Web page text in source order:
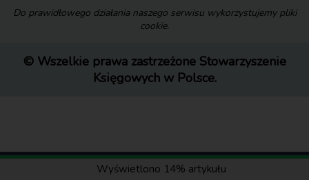
Wyświetlono 14% artykułu
Do prawidłowego działania naszego serwisu wykorzystujemy pliki
cookie.
© Wszelkie prawa zastrzeżone Stowarzyszenie
Księgowych w Polsce.